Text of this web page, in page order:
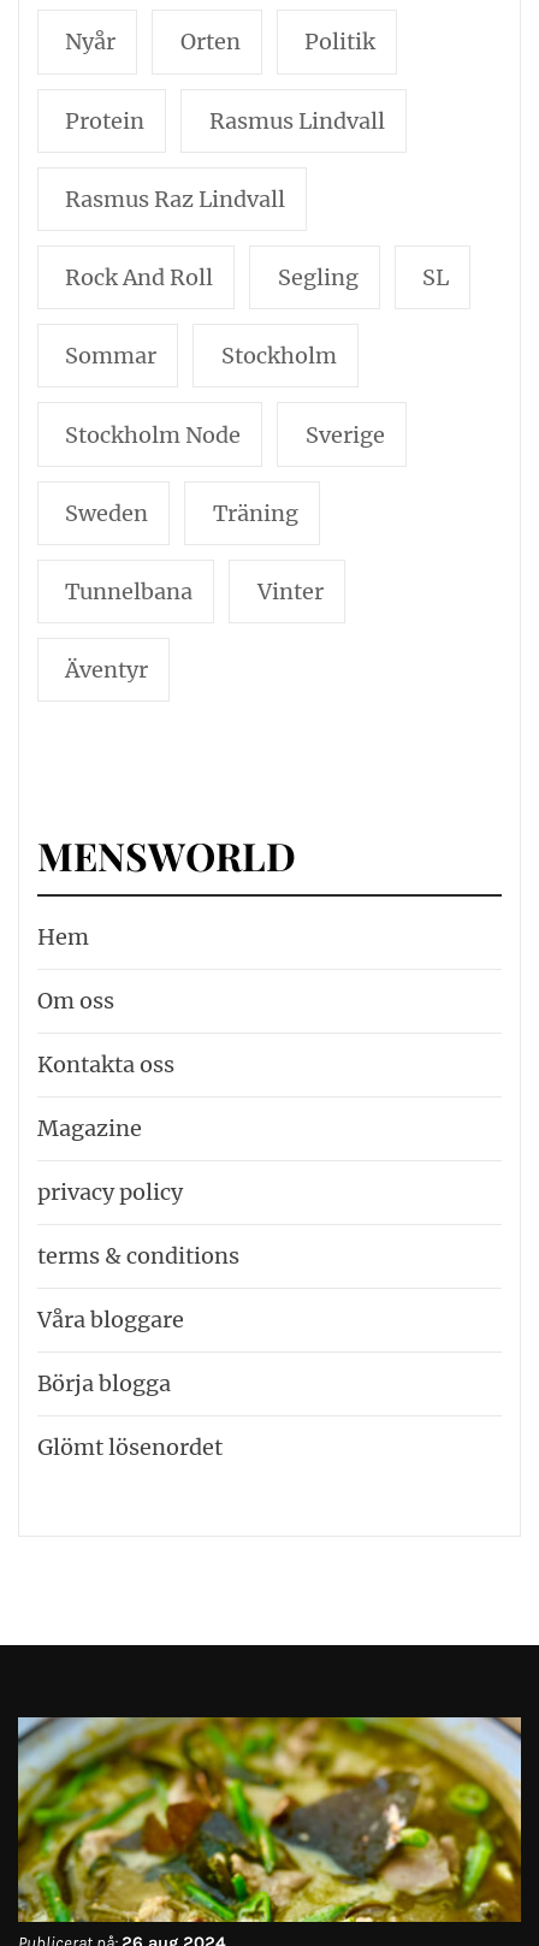
Nyår Orten Politik
Protein Rasmus Lindvall
Rasmus Raz Lindvall
Rock And Roll Segling SL
Sommar Stockholm
Stockholm Node Sverige
Sweden Träning
Tunnelbana Vinter
Äventyr
MENSWORLD
Hem
Om oss
Kontakta oss
Magazine
privacy policy
terms & conditions
Våra bloggare
Börja blogga
Glömt lösenordet